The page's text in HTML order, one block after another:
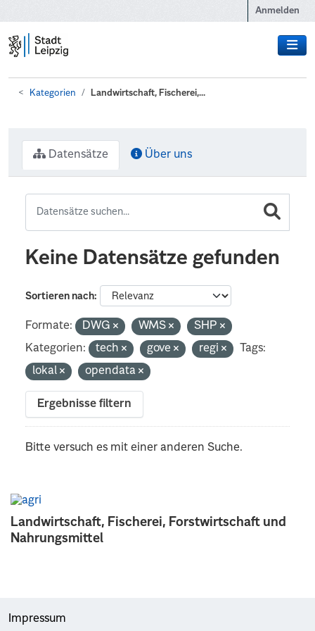
Anmelden
Kategorien Landwirtschaft, Fischerei,...
Landwirtschaft, Fischerei, Forstwirtschaft und
Nahrungsmittel
Datensätze Über uns
Keine Datensätze gefunden
Sortieren nach
Formate: DWG WMS
SHP
Kategorien:
tech gove regi
Tags:
lokal
opendata
Ergebnisse filtern
Bitte versuch es mit einer anderen Suche.
Impressum